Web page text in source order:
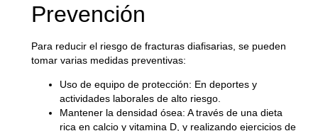
Prevención
Para reducir el riesgo de fracturas diafisarias, se pueden
tomar varias medidas preventivas:
Uso de equipo de protección: En deportes y
actividades laborales de alto riesgo.
Mantener la densidad ósea: A través de una dieta
rica en calcio y vitamina D, y realizando ejercicios de